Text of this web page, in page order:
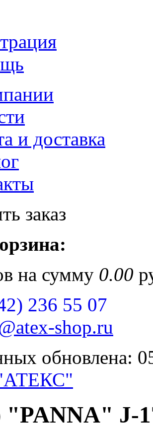
и доставка
заказ
на сумму 0.00
236 55 07
shop.ru
обновлена:
"PANNA" J-